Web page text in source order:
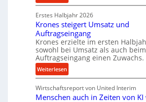
d
s
e
n
s
o
r
e
n
n
d
e
r
i
e
b
u
n
d
P
r
ä
z
i
s
e
u
n
d
l
Erstes Halbjahr 2026
Krones steigert Umsatz und
Auftragseingang
Krones erzielte im ersten
sowohl bei Umsatz als auch beim
Auftragseingang einen Zuwachs.
Weiterlesen:
K
r
o
Wirtschaftsreport von United Interim
Menschen auch in Zeiten von